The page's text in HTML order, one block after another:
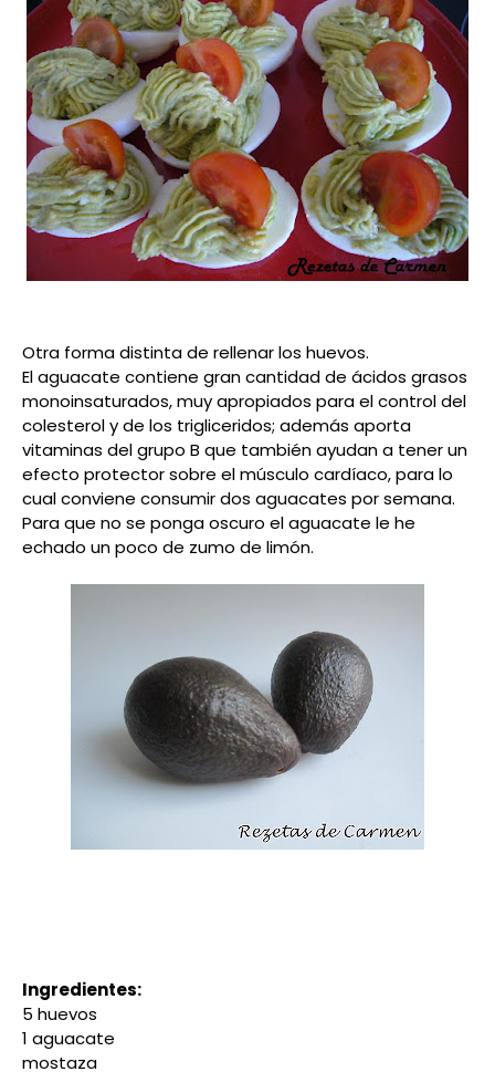
Otra forma distinta de rellenar los huevos.
El aguacate contiene gran cantidad de ácidos grasos
monoinsaturados, muy apropiados para el control del
colesterol y de los trigliceridos; además aporta
vitaminas del grupo B que también ayudan a tenerun
efecto protector sobre el músculo cardíaco, para lo
cual conviene consumir dos aguacates por semana.
Para que no se ponga oscuro el aguacate le he
echado un poco de zumo de limón.
Ingredientes:
5 huevos
1 aguacate
mostaza